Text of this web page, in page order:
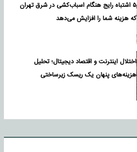
۵ اشتباه رایج هنگام اسباب‌کشی در شرق تهران
که هزینه شما را افزایش می‌دهد
اختلال اینترنت و اقتصاد دیجیتال؛ تحلیل
هزینه‌های پنهان یک ریسک زیرساختی